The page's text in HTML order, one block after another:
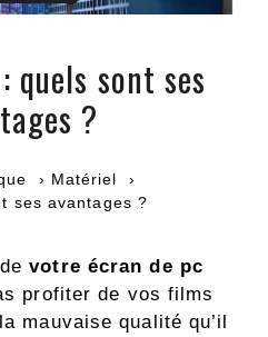
quels sont ses
?
Matériel
ses avantages ?
devotre écran de pc
profiter de vos films
mauvaise qualité qu’il